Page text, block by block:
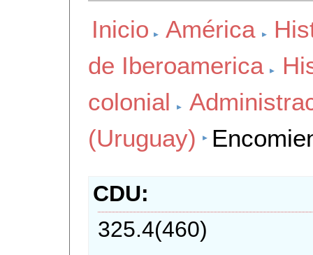
Inicio América
de Iberoamerica
colonial
(Uruguay)
CDU
325.4(460)